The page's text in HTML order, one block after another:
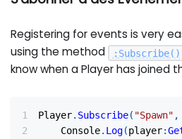
Registering for events is very
using the method
: Subscribe( )
know when a Player has joined
Player. Subscribe( "Spawn" ,
    Console
. Log(player: